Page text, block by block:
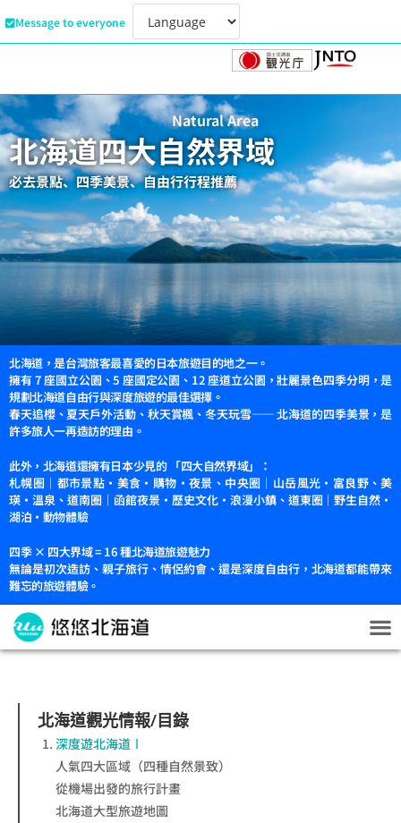
Message to everyone
Natural Area
北海道四大自然界域
必去景點、四季美景、自由行行程推薦
北海道，是台灣旅客最喜愛的日本旅遊目的地之一。
擁有 7 座國立公園、5 座國定公園、12 座道立公園，壯麗景色四季分明，是
規劃北海道自由行與深度旅遊的最佳選擇。
春天追櫻、夏天戶外活動、秋天賞楓、冬天玩雪—— 北海道的四季美景，是
許多旅人一再造訪的理由。
此外，北海道還擁有日本少見的 「四大自然界域」：
札幌圈｜都市景點・美食・購物・夜景、中央圈｜山岳風光・富良野、美
瑛・溫泉、道南圈｜函館夜景・歷史文化・浪漫小鎮、道東圈｜野生自然・
湖泊・動物體驗
四季 × 四大界域 = 16 種北海道旅遊魅力
無論是初次造訪、親子旅行、情侶約會、還是深度自由行，北海道都能帶來
難忘的旅遊體驗。
北海道觀光情報/目錄
深度遊北海道Ⅰ
人氣四大區域（四種自然景致）
從機場出發的旅行計畫
北海道大型旅遊地圖